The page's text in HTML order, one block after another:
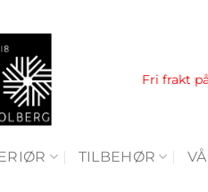
Fri frakt
TILBEHØR